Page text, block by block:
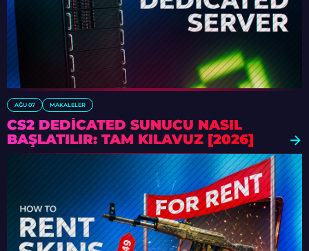
AĞU 07 MAKALELER
CS2 DEDICATED SUNUCU NASIL
BAŞLATILIR: TAM KILAVUZ [2026]